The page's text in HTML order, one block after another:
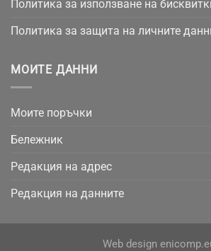
Политика за използване на
Политика за защита на личните
МОИТЕ ДАННИ
Моите поръчки
Бележник
Редакция на адрес
Редакция на данните
Web design